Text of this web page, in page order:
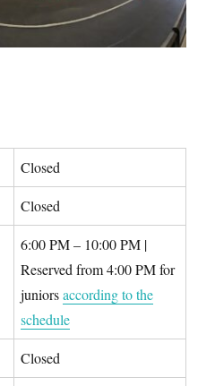
Closed
Closed
6:00 PM – 10:00 PM |
Reserved from 4:00 PM for
juniorsaccording to the
schedule
Closed